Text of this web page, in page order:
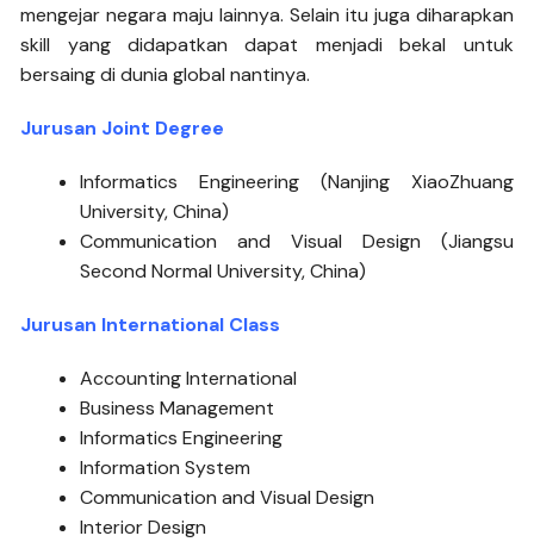
mengejar negara maju lainnya. Selain itu juga diharapkan
skill yang didapatkan dapat menjadi bekal untuk
bersaing di dunia global nantinya.
Jurusan Joint Degree
Informatics Engineering (Nanjing XiaoZhuang
University, China)
Communication and Visual Design (Jiangsu
Second Normal University, China)
Jurusan International Class
Accounting International
Business Management
Informatics Engineering
Information System
Communication and Visual Design
Interior Design